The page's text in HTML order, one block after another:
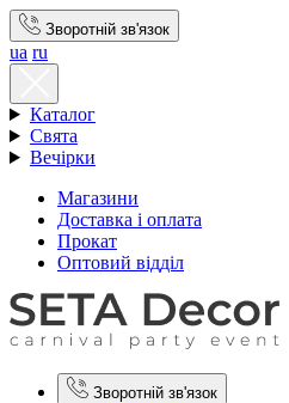
Зворотній зв'язок
ua ru
Каталог
Свята
Вечірки
Магазини
Доставка і оплата
Прокат
Оптовий відділ
Зворотній зв'язок